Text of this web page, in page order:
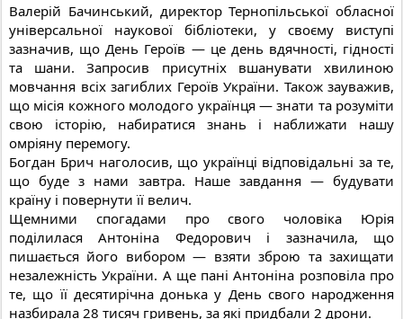
Валерій Бачинський, директор Тернопільської обласної
універсальної наукової бібліотеки, у своєму виступі
зазначив, що День Героїв — це день вдячності, гідності
та шани. Запросив присутніх вшанувати хвилиною
мовчання всіх загиблих Героїв України. Також зауважив,
що місія кожного молодого українця — знати та розуміти
свою історію, набиратися знань і наближати нашу
омріяну перемогу.
Богдан Брич наголосив, що українці відповідальні за те,
що буде з нами завтра. Наше завдання — будувати
країну і повернути її велич.
Щемними спогадами про свого чоловіка Юрія
поділилася Антоніна Федорович і зазначила, що
пишається його вибором — взяти зброю та захищати
незалежність України. А ще пані Антоніна розповіла про
те, що її десятирічна донька у День свого народження
назбирала 28 тисяч гривень, за які придбали 2 дрони.